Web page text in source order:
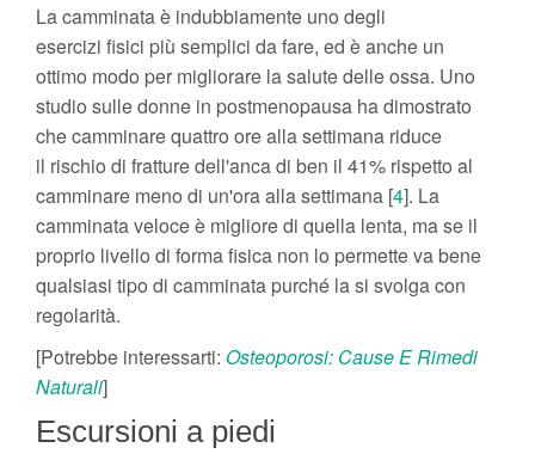
La camminata è indubbiamente uno degli
esercizi fisici più semplici da fare, ed è anche un
ottimo modo per migliorare la salute delle ossa. Uno
studio sulle donne in postmenopausa ha dimostrato
che camminare quattro ore alla settimana riduce
il rischio di fratture dell'anca di ben il 41% rispetto al
camminare meno di un'ora alla settimana [4]. La
camminata veloce è migliore di quella lenta, ma se il
proprio livello di forma fisica non lo permette va bene
qualsiasi tipo di camminata purché la si svolga con
regolarità.
[Potrebbe interessarti: Osteoporosi: Cause E Rimedi
Naturali]
Escursioni a piedi